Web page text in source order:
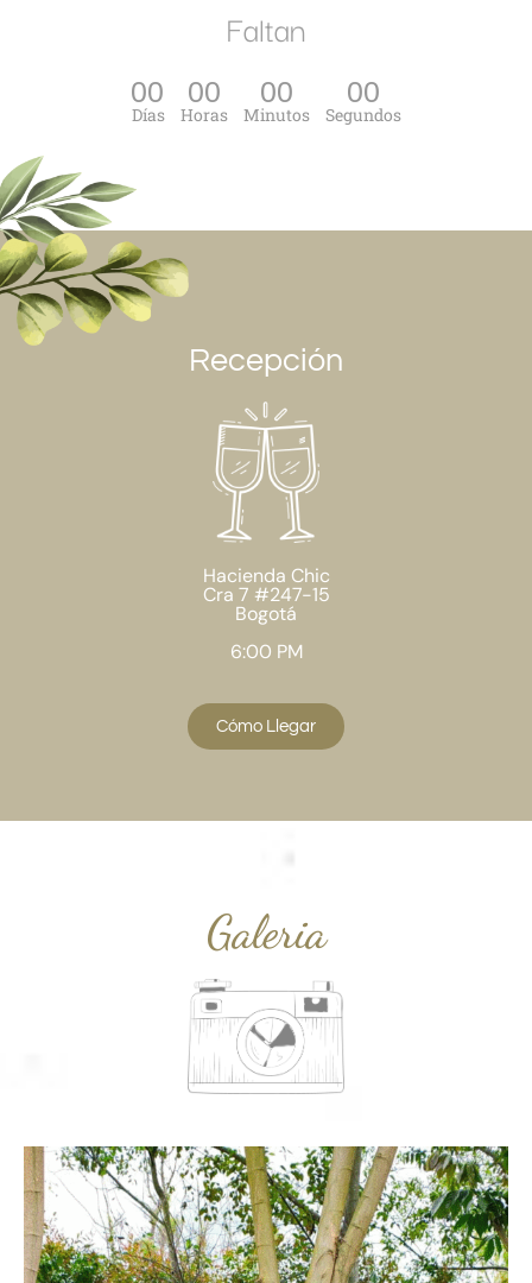
Faltan
00
Días
00
Horas
00
Minutos
00
Segundos
Recepción
Hacienda Chic
Cra 7 #247-15
Bogotá
6:00 PM
Cómo Llegar
Galeria